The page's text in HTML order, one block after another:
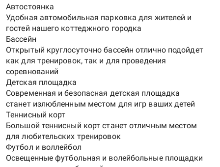
Автостоянка
Удобная автомобильная парковка для жителей и
гостей нашего коттеджного городка
Бассейн
Открытый круглосуточно бассейн отлично подойдет
как для тренировок, так и для проведения
соревнований
Детская площадка
Современная и безопасная детская площадка
станет излюбленным местом для игр ваших детей
Теннисный корт
Большой теннисный корт станет отличным местом
для любительских тренировок
Футбол и воллейбол
Освещенные футбольная и волейбольные площадки